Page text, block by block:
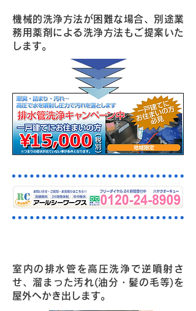
機械的洗浄方法が困難な場合、別途業
務用薬剤による洗浄方法もご提案いた
します。
室内の排水管を高圧洗浄で逆噴射さ
せ、溜まった汚れ(油分・髪の毛等)を
屋外へかき出します。